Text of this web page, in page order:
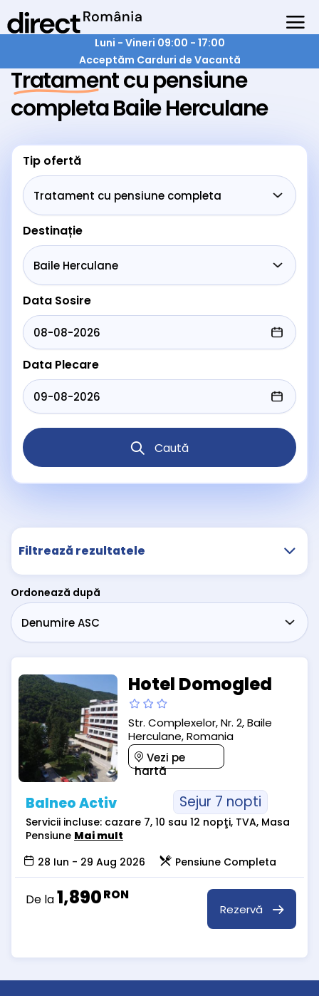
Luni - Vineri 09:00 - 17:00
Acceptăm Carduri de Vacantă
Tratament cu pensiune
completa Baile Herculane
Tip ofertă
Destinație
Data Sosire
Data Plecare
Caută
Filtrează rezultatele
Ordonează după
Hotel Domogled
Str. Complexelor, Nr. 2, Baile
Herculane, Romania
Vezi pe
hartă
Balneo Activ Sejur 7 nopti
Servicii incluse: cazare 7, 10 sau 12 nopţi, TVA, Masa
Pensiune Mai mult
28 Iun - 29 Aug 2026
Pensiune Completa
De la1,890RON
Rezervă